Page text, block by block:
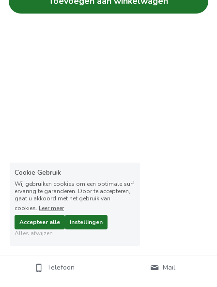
Telefoon Mail
Cookie Gebruik
Wij gebruiken cookies om een optimale surf
ervaring te garanderen. Door te accepteren,
gaat u akkoord met het gebruik van
cookies. Leer meer
Accepteer alle
Instellingen
Alles afwijzen